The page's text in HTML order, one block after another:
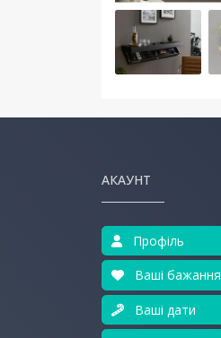
АКАУНТ
Профіль
Ваші бажання
Ваші дати